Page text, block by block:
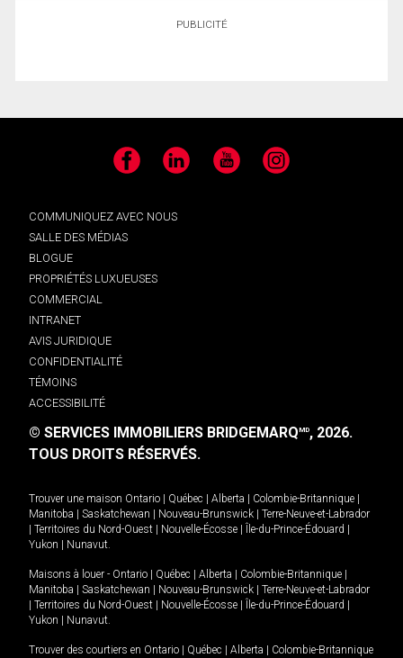
PUBLICITÉ
Facebook LinkedIn YouTube Instagram
COMMUNIQUEZ AVEC NOUS
SALLE DES MÉDIAS
BLOGUE
PROPRIÉTÉS LUXUEUSES
COMMERCIAL
INTRANET
AVIS JURIDIQUE
CONFIDENTIALITÉ
TÉMOINS
ACCESSIBILITÉ
© SERVICES IMMOBILIERS BRIDGEMARQMD, 2026.
TOUS DROITS RÉSERVÉS.
Trouver une maison Ontario Québec Alberta Colombie-Britannique
Manitoba
Saskatchewan Nouveau-Brunswick
Terre-Neuve-et-Labrador
Territoires du Nord-Ouest Nouvelle-Écosse Île-du-Prince-Édouard
Yukon
Nunavut.
Maisons à louer - Ontario Québec Alberta Colombie-Britannique
Manitoba
Saskatchewan Nouveau-Brunswick
Terre-Neuve-et-Labrador
Territoires du Nord-Ouest Nouvelle-Écosse Île-du-Prince-Édouard
Yukon
Nunavut.
Trouver des courtiers en Ontario Québec Alberta
Colombie-Britannique